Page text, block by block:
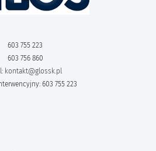
603 755 223
603 756 860
kontakt@glossk.pl
603 755 223